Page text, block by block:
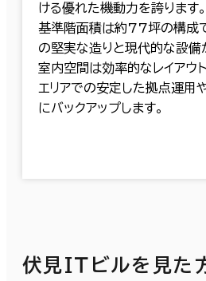
ける優れた機動力を誇ります
基準階面積は約77坪の構成
の堅実な造りと現代的な設備
室内空間は効率的なレイアウ
エリアでの安定した拠点運用
にバックアップします。
伏見ＩＴビルを見た